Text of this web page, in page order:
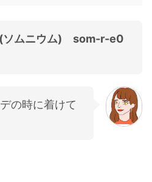
ソムニウム) som-r-e0
の時に着けて